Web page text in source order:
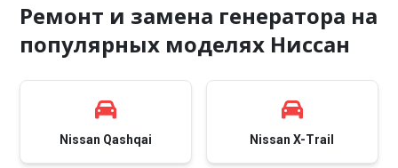
Ремонт и замена генератора на
популярных моделях Ниссан
Nissan Qashqai Nissan X-Trail